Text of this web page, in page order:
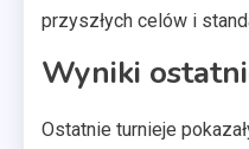
przyszłych celów i
Wyniki
Ostatnie turnieje